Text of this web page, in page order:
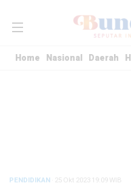
Home Nasional Daerah
PENDIDIKAN · 25 Okt 2023 19:09WIB